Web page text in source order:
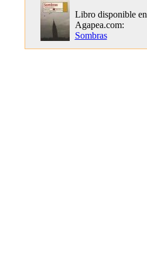
Libro disponible en
Agapea.com:
Sombras